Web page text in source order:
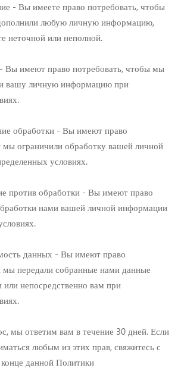
- Вы имеете право потребовать, чтобы
любую личную информацию,
неточной или неполной.
Вы имеют право потребовать, чтобы мы
вашу личную информацию при
обработки - Вы имеют право
мы ограничили обработку вашей личной
условиях.
против обработки - Вы имеют право
нами вашей личной информации
данных - Вы имеют право
мы передали собранные нами данные
или непосредственно вам при
мы ответим вам в течение 30 дней. Если
любым из этих прав, свяжитесь с
данной Политики